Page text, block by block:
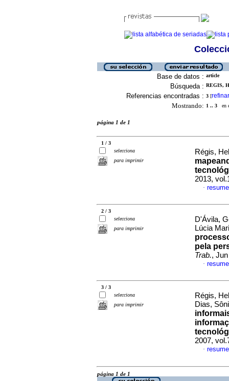
Base de datos : article
Búsqueda : REGIS,
Referencias encontradas : 3 [refinar
Mostrando: 1 .. 3 en
página 1 de 1
1 / 3
selecciona
para imprimir
Régis,
2013,
·
2 / 3
selecciona
para imprimir
D'Ávila,
Lúcia
pela
Trab.,
·
3 / 3
selecciona
para imprimir
Régis,
Dias,
2007,
·
página 1 de 1